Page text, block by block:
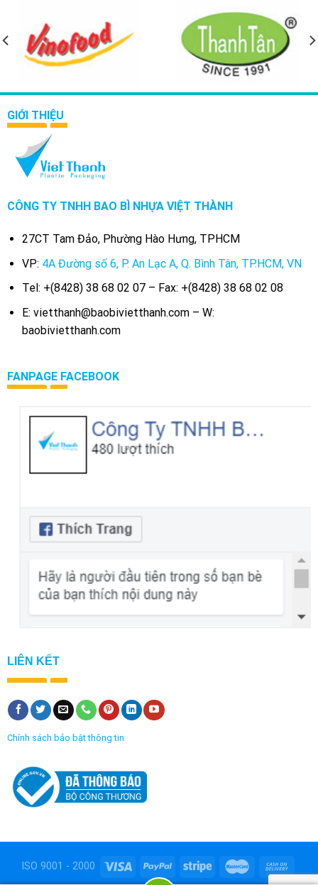
GIỚI THIỆU
CÔNG TY TNHH BAO BÌ NHỰA VIỆT THÀNH
27CT Tam Đảo, Phường Hào Hưng, TPHCM
VP: 4A Đường số 6, P. An Lạc A, Q. Bình Tân, TP.HCM, VN
Tel: +(8428) 38 68 02 07 – Fax: +(8428) 38 68 02 08
E: vietthanh@baobivietthanh.com – W:
baobivietthanh.com
FANPAGE FACEBOOK
LIÊN KẾT
Chính sách bảo bật thông tin
ISO 9001 - 2000